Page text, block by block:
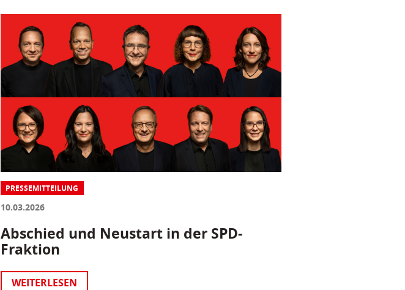
PRESSEMITTEILUNG
10.03.2026
Abschied und Neustart in der SPD-
Fraktion
WEITERLESEN